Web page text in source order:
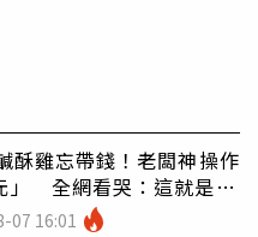
酥雞忘帶錢！老闆神操作
」 全網看哭：這就是台
07 16:01